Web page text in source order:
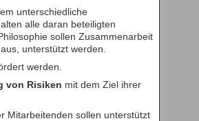
unterschiedliche
alle daran beteiligten
sollen Zusammenarbeit
unterstützt werden.
werden.
von Risiken mit dem Ziel ihrer
Mitarbeitenden sollen unterstützt